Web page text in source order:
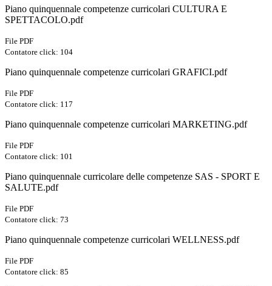
Piano quinquennale competenze curricolari CULTURA E
SPETTACOLO.pdf
File PDF
Contatore click: 104
Piano quinquennale competenze curricolari GRAFICI.pdf
File PDF
Contatore click: 117
Piano quinquennale competenze curricolari MARKETING.pdf
File PDF
Contatore click: 101
Piano quinquennale curricolare delle competenze SAS - SPORT E
SALUTE.pdf
File PDF
Contatore click: 73
Piano quinquennale competenze curricolari WELLNESS.pdf
File PDF
Contatore click: 85